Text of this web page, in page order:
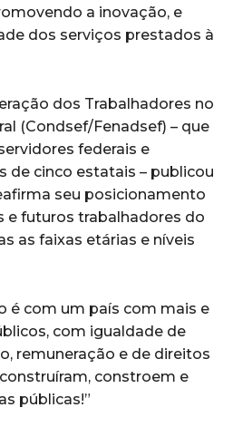
a inovação, e
dos serviços prestados à
dos Trabalhadores no
(Condsef/Fenadsef) – que
federais e
de cinco estatais – publicou
seu posicionamento
e futuros trabalhadores do
as faixas etárias e níveis
é com um país com mais e
com igualdade de
remuneração e de direitos
constroem e
públicas!”